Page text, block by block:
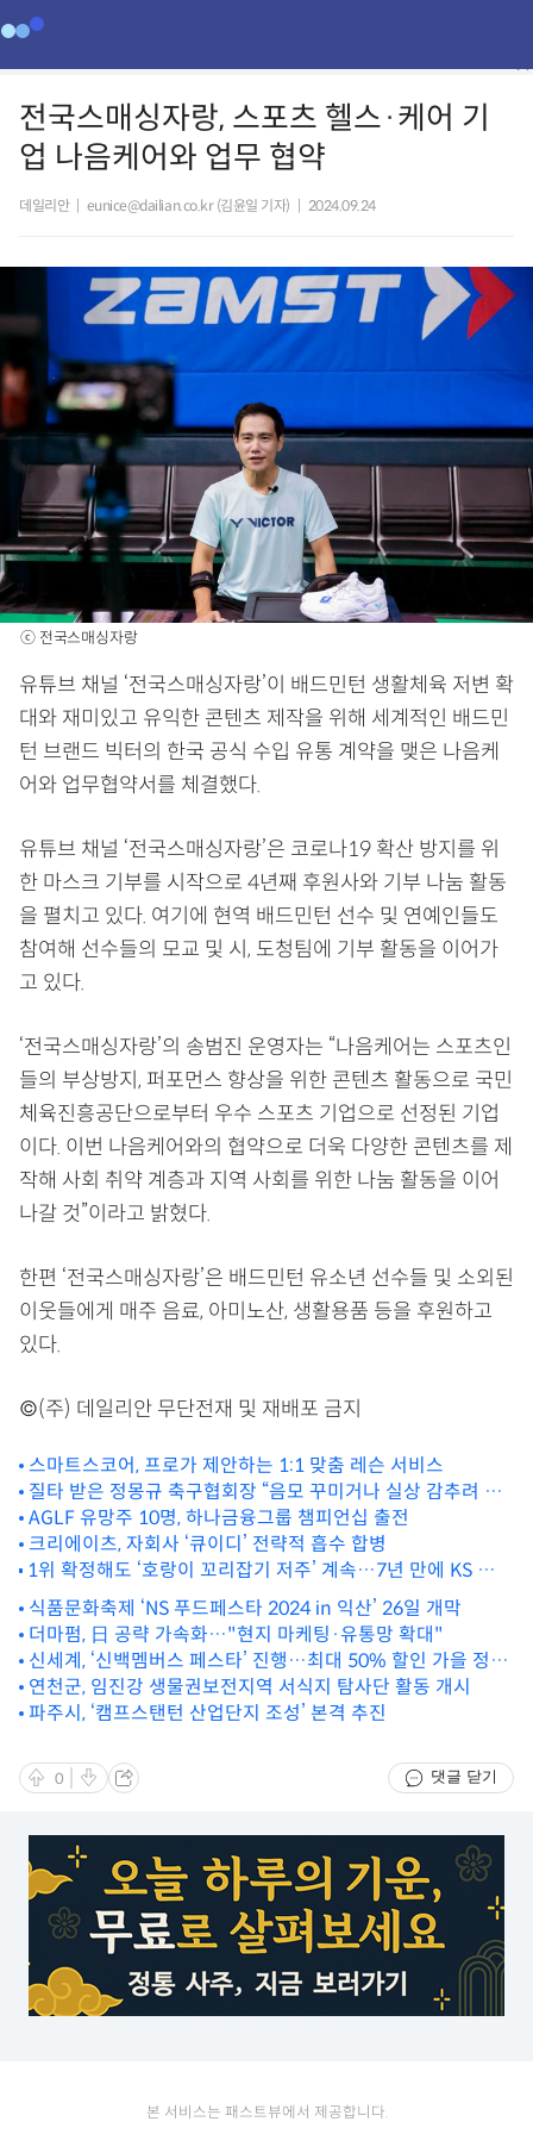
전국스매싱자랑, 스포츠 헬스·케어 기
업 나음케어와 업무 협약
데일리안 eunice@dailian.co.kr (김윤일 기자) 2024.09.24
ⓒ 전국스매싱자랑
유튜브 채널 ‘전국스매싱자랑’이 배드민턴 생활체육 저변 확
대와 재미있고 유익한 콘텐츠 제작을 위해 세계적인 배드민
턴 브랜드 빅터의 한국 공식 수입 유통 계약을 맺은 나음케
어와 업무협약서를 체결했다.
유튜브 채널 ‘전국스매싱자랑’은 코로나19 확산 방지를 위
한 마스크 기부를 시작으로 4년째 후원사와 기부 나눔 활동
을 펼치고 있다. 여기에 현역 배드민턴 선수 및 연예인들도
참여해 선수들의 모교 및 시, 도청팀에 기부 활동을 이어가
고 있다.
‘전국스매싱자랑’의 송범진 운영자는 “나음케어는 스포츠인
들의 부상방지, 퍼포먼스 향상을 위한 콘텐츠 활동으로 국민
체육진흥공단으로부터 우수 스포츠 기업으로 선정된 기업
이다. 이번 나음케어와의 협약으로 더욱 다양한 콘텐츠를 제
작해 사회 취약 계층과 지역 사회를 위한 나눔 활동을 이어
나갈 것”이라고 밝혔다.
한편 ‘전국스매싱자랑’은 배드민턴 유소년 선수들 및 소외된
이웃들에게 매주 음료, 아미노산, 생활용품 등을 후원하고
있다.
©(주) 데일리안 무단전재 및 재배포 금지
스마트스코어, 프로가 제안하는 1:1 맞춤 레슨 서비스
질타 받은 정몽규 축구협회장 “음모 꾸미거나 실상 감추려 한
것 아냐”
AGLF 유망주 10명, 하나금융그룹 챔피언십 출전
크리에이츠, 자회사 ‘큐이디’ 전략적 흡수 합병
1위 확정해도 ‘호랑이 꼬리잡기 저주’ 계속…7년 만에 KS 우승
도 보인다
식품문화축제 ‘NS 푸드페스타 2024 in 익산’ 26일 개막
더마펌, 日 공략 가속화…"현지 마케팅·유통망 확대"
신세계, ‘신백멤버스 페스타’ 진행…최대 50% 할인 가을 정기
세일도
연천군, 임진강 생물권보전지역 서식지 탐사단 활동 개시
파주시, ‘캠프스탠턴 산업단지 조성’ 본격 추진
0 댓글 닫기
본 서비스는 패스트뷰에서 제공합니다.